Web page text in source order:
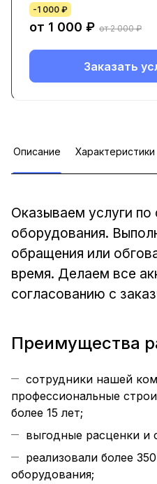
-1 000 ₽
от 1 000 ₽ от 2 000 ₽
Заказать
Описание Характеристики
Оказываем услуги по
оборудования.
обращения или
время. Делаем все
согласованию с
Преимущества
сотрудники нашей
профессиональные
более 15 лет;
выгодные расценки и
реализовали более
оборудования;